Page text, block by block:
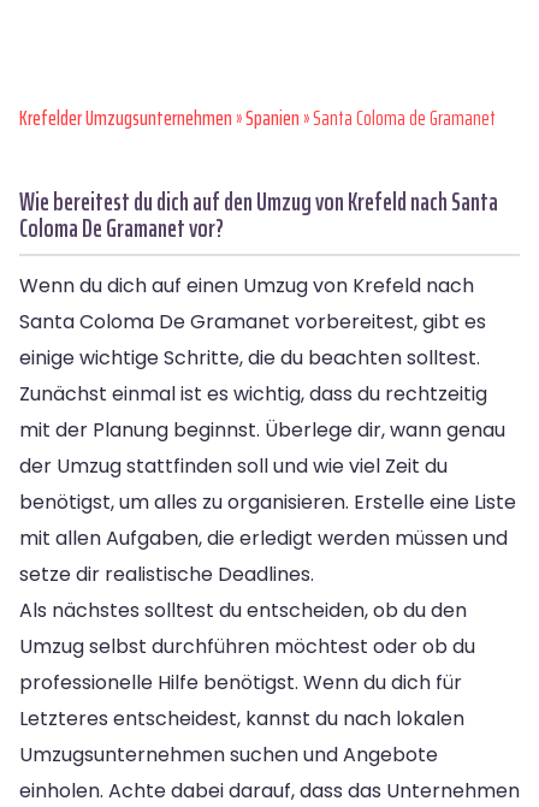
Krefelder Umzugsunternehmen»Spanien» Santa Coloma de Gramanet
Wie bereitest du dich auf den Umzug von Krefeld nach Santa
Coloma De Gramanet vor?
Wenn du dich auf einen Umzug von Krefeld nach
Santa Coloma De Gramanet vorbereitest, gibt es
einige wichtige Schritte, die du beachten solltest.
Zunächst einmal ist es wichtig, dass du rechtzeitig
mit der Planung beginnst. Überlege dir, wann genau
der Umzug stattfinden soll und wie viel Zeit du
benötigst, um alles zu organisieren. Erstelle eine Liste
mit allen Aufgaben, die erledigt werden müssen und
setze dir realistische Deadlines.
Als nächstes solltest du entscheiden, ob du den
Umzug selbst durchführen möchtest oder ob du
professionelle Hilfe benötigst. Wenn du dich für
Letzteres entscheidest, kannst du nach lokalen
Umzugsunternehmen suchen und Angebote
einholen. Achte dabei darauf, dass das Unternehmen